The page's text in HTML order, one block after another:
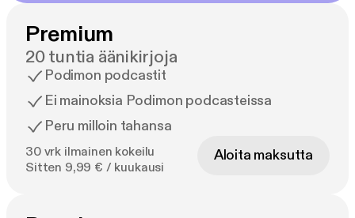
Premium
20 tuntia äänikirjoja
Podimon podcastit
Ei mainoksia Podimon podcasteissa
Peru milloin tahansa
30 vrk ilmainen kokeilu
Sitten 9,99 € / kuukausi
Aloita maksutta